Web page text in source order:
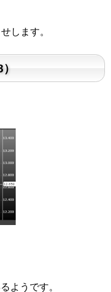
します。
ようです。